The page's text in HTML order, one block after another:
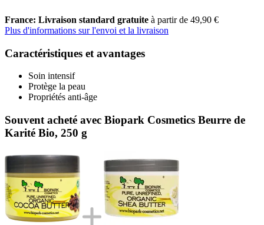
France: Livraison standard gratuite à partir de 49,90 €
Plus d'informations sur l'envoi et la livraison
Caractéristiques et avantages
Soin intensif
Protège la peau
Propriétés anti-âge
Souvent acheté avec Biopark Cosmetics Beurre de
Karité Bio, 250 g